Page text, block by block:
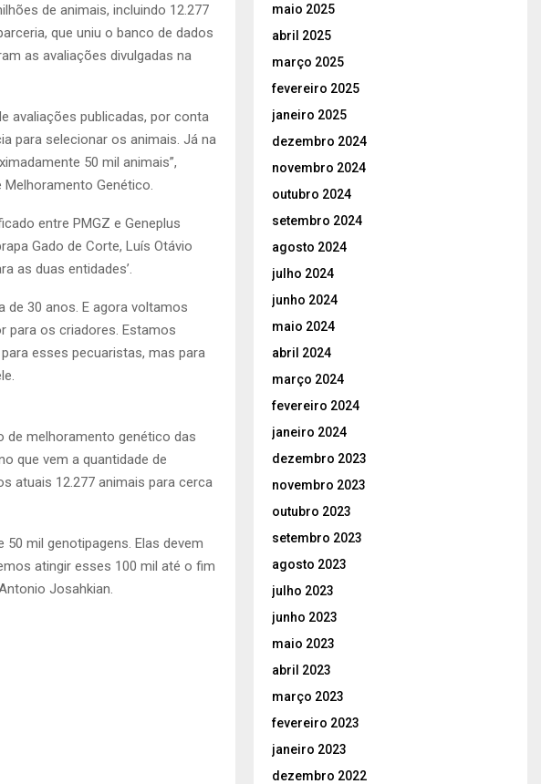
de animais, incluindo 12.277
que uniu o banco de dados
as avaliações divulgadas na
avaliações publicadas, por conta
para selecionar os animais. Já na
50 mil animais”,
Genético.
entre PMGZ e Geneplus
Gado de Corte, Luís Otávio
as duas entidades’.
de 30 anos. E agora voltamos
para os criadores. Estamos
esses pecuaristas, mas para
de melhoramento genético das
que vem a quantidade de
atuais 12.277 animais para cerca
mil genotipagens. Elas devem
atingir esses 100 mil até o fim
Josahkian.
maio 2025
abril 2025
março 2025
fevereiro 2025
janeiro 2025
dezembro 2024
novembro 2024
outubro 2024
setembro 2024
agosto 2024
julho 2024
junho 2024
maio 2024
abril 2024
março 2024
fevereiro 2024
janeiro 2024
dezembro 2023
novembro 2023
outubro 2023
setembro 2023
agosto 2023
julho 2023
junho 2023
maio 2023
abril 2023
março 2023
fevereiro 2023
janeiro 2023
dezembro 2022